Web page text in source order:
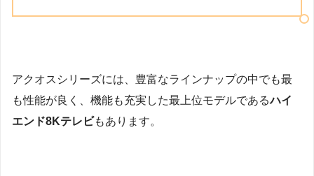
アクオスシリーズには、豊富なラインナップの中でも最
も性能が良く、機能も充実した最上位モデルであるハイ
エンド8Kテレビもあります。